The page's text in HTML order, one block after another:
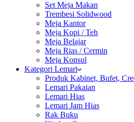
Set Meja Makan
Trembesi Solidwood
Meja Kantor
Meja Kopi / Teh
Meja Belajar
Meja Rias / Cermin
Meja Konsul
Kategori Lemari
Produk Kabinet, Bufet,
Lemari Pakaian
Lemari Hias
Lemari Jam Hias
Rak Buku